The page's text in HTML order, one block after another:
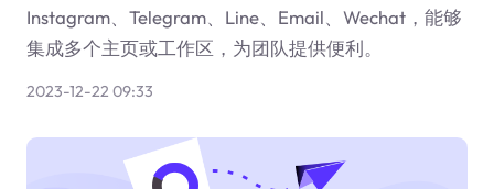
Instagram、Telegram、Line、Email、Wechat，能够
集成多个主页或工作区，为团队提供便利。
2023-12-22 09:33